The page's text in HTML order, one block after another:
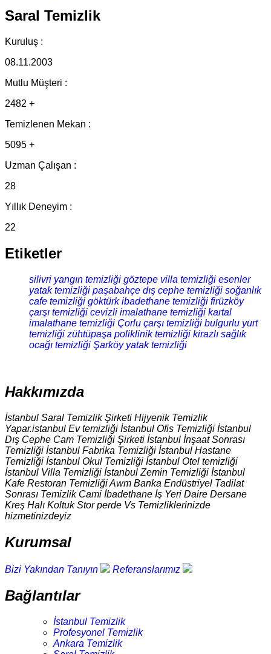
Saral Temizlik
Kuruluş :
08.11.2003
Mutlu Müşteri :
2482 +
Temizlenen Mekan :
5095 +
Uzman Çalışan :
28
Yıllık Deneyim :
22
Etiketler
silivri yangın temizliği göztepe villa temizliği esenler
yatak temizliği paşabahçe dış cephe temizliği soğanlık
cafe temizliği göktürk ibadethane temizliği firüzköy
çarşı temizliği cevizli imalathane temizliği kartal
imalathane temizliği Çorlu çarşı temizliği bulgurlu yurt
temizliği zühtüpaşa poliklinik temizliği kirazlı sağlık
ocağı temizliği Şarköy yatak temizliği
Hakkımızda
İstanbul Saral Temizlik Şirketi Hijyenik Temizlik
Yapar.istanbul Ev temizliği İstanbul Ofis Temizliği İstanbul
Dış Cephe Cam Temizliği Şirketi İstanbul İnşaat Sonrası
Temizliği İstanbul Fabrika Temizliği İstanbul Hastane
Temizliği İstanbul Okul Temizliği İstanbul Otel temizliği
İstanbul Villa Temizliği İstanbul Zemin Temizliği İstanbul
Kafe Restoran Temizliği Awm Banka Endüstriyel Tadilat
Sonrası Temizlik Cami İbadethane İş Yeri Daire Dersane
Kreş Halı Koltuk Stor perde Vs Temizliklerinizde
hizmetinizdeyiz
Kurumsal
Bizi Yakından Tanıyın Referanslarımız
Bağlantılar
İstanbul Temizlik
Profesyonel Temizlik
Ankara Temizlik